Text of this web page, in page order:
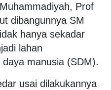
Prof
dibangunnya SM
hanya sekadar
lahan
manusia (SDM).
usai dilakukannya